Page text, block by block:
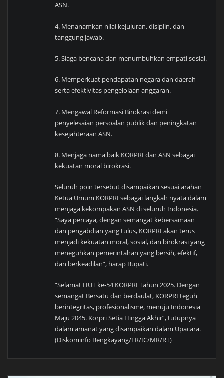
ASN.
4. Menanamkan nilai kejujuran, disiplin, dan
tanggung jawab.
5. Siaga bencana dan menumbuhkan empati sosial.
6. Memperkuat pendapatan negara dan daerah
serta efektivitas pengelolaan anggaran.
7. Mengawal Reformasi Birokrasi demi
penyelesaian persoalan publik dan peningkatan
kesejahteraan ASN.
8. Menjaga nama baik KORPRI dan ASN sebagai
kekuatan moral birokrasi.
Seluruh poin tersebut disampaikan sesuai arahan
Ketua Umum KORPRI sebagai langkah nyata dalam
menjaga kekompakan ASN di seluruh Indonesia.
“Saya percaya, dengan semangat kebersamaan
dan pengabdian yang tulus, KORPRI akan terus
menjadi kekuatan moral, sosial, dan birokrasi yang
meneguhkan pemerintahan yang bersih, efektif,
dan berkeadilan”, harap Bupati.
“Selamat HUT ke-54 KORPRI Tahun 2025. Dengan
semangat Bersatu dan berdaulat, KORPRI teguh
berintegritas, profesionalisme, menuju Indonesia
Maju 2045. Korpri Setia Hingga Akhir”, tutupnya
dalam amanat yang disampaikan dalam Upacara.
(Diskominfo Bengkayang/LR/IC/MR/RT)